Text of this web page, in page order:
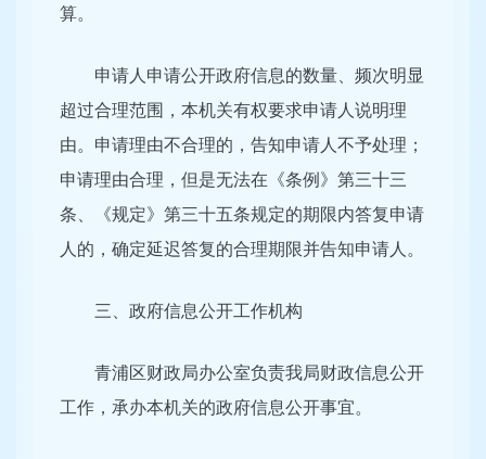
算。
申请人申请公开政府信息的数量、频次明显
超过合理范围，本机关有权要求申请人说明理
由。申请理由不合理的，告知申请人不予处理；
申请理由合理，但是无法在《条例》第三十三
条、《规定》第三十五条规定的期限内答复申请
人的，确定延迟答复的合理期限并告知申请人。
三、政府信息公开工作机构
青浦区财政局办公室负责我局财政信息公开
工作，承办本机关的政府信息公开事宜。